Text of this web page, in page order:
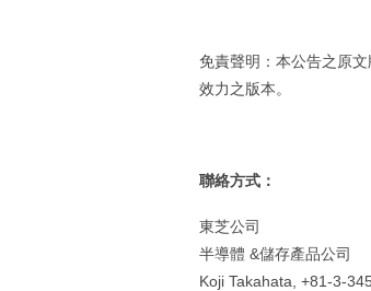
免責聲明：本公告之原
效力之版本。
聯絡方式：
東芝公司
半導體 &儲存產品公司
Koji Takahata, +81-3-